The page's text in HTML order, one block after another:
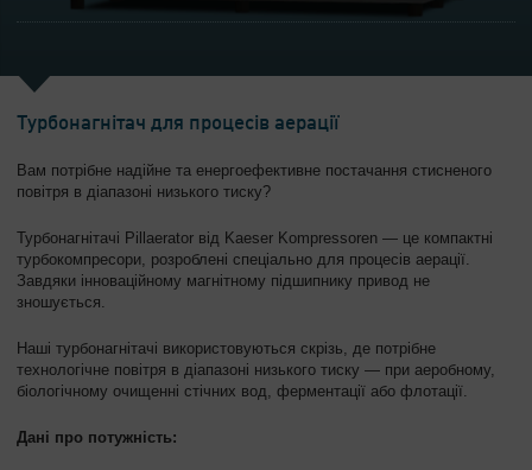
Турбонагнітач для процесів аерації
Вам потрібне надійне та енергоефективне постачання стисненого
повітря в діапазоні низького тиску?
Турбонагнітачі Pillaerator від Kaeser Kompressoren — це компактні
турбокомпресори, розроблені спеціально для процесів аерації.
Завдяки інноваційному магнітному підшипнику привод не
зношується.
Наші турбонагнітачі використовуються скрізь, де потрібне
технологічне повітря в діапазоні низького тиску — при аеробному,
біологічному очищенні стічних вод, ферментації або флотації.
Дані про потужність: